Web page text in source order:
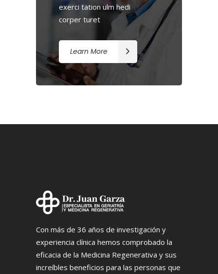
exerci tation ulm hedi
corper turet
Learn More
Con más de 36 años de investigación y
experiencia clínica hemos comprobado la
eficacia de la Medicina Regenerativa y sus
increíbles beneficios para las personas que